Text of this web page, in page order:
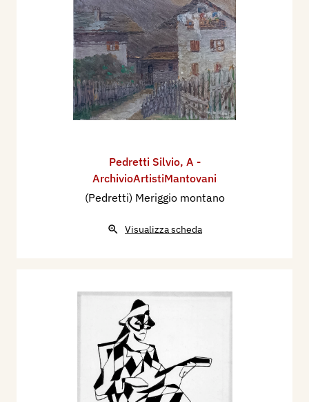
Pedretti Silvio, A -
ArchivioArtistiMantovani
(Pedretti) Meriggio montano
Visualizza scheda